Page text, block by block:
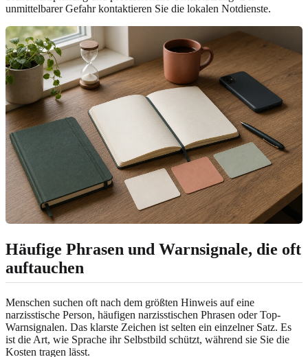
unmittelbarer Gefahr kontaktieren Sie die lokalen Notdienste.
Häufige Phrasen und Warnsignale, die oft
auftauchen
Menschen suchen oft nach dem größten Hinweis auf eine
narzisstische Person, häufigen narzisstischen Phrasen oder Top-
Warnsignalen. Das klarste Zeichen ist selten ein einzelner Satz. Es
ist die Art, wie Sprache ihr Selbstbild schützt, während sie Sie die
Kosten tragen lässt.